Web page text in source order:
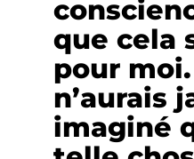
que cela
pour
n’aurais
imaginé